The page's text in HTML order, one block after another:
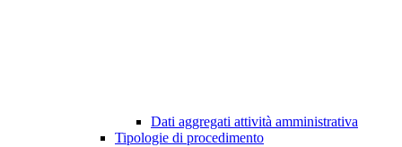
Dati aggregati attività amministrativa
Tipologie di procedimento